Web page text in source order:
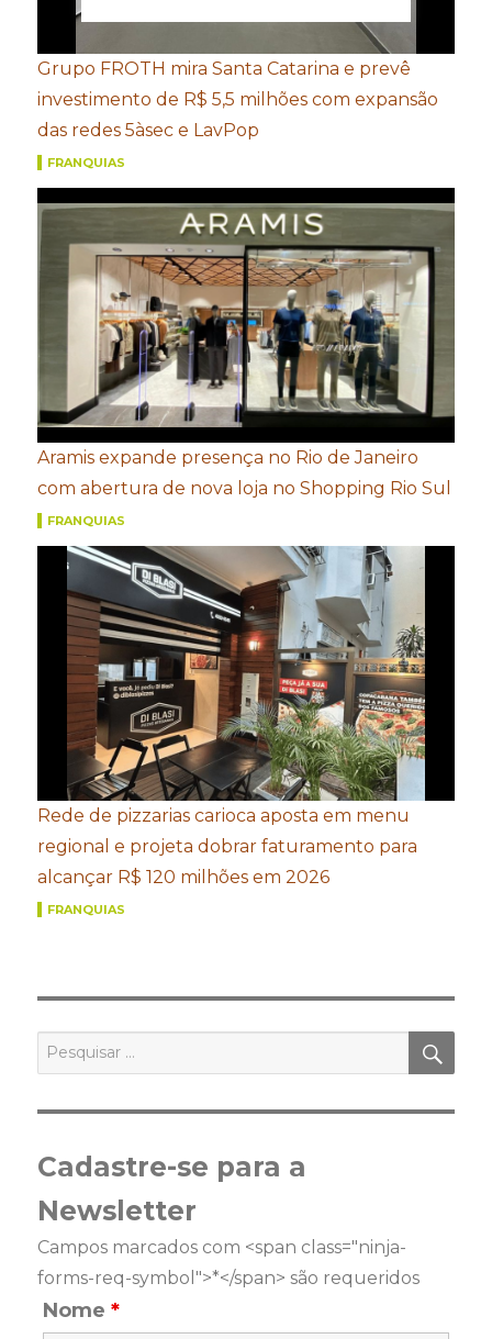
Grupo FROTH mira Santa Catarina e prevê
investimento de R$ 5,5 milhões com expansão
das redes 5àsec e LavPop
FRANQUIAS
Aramis expande presença no Rio de Janeiro
com abertura de nova loja no Shopping Rio Sul
FRANQUIAS
Rede de pizzarias carioca aposta em menu
regional e projeta dobrar faturamento para
alcançar R$ 120 milhões em 2026
FRANQUIAS
Pesquisar
por:
Cadastre-se para a
Newsletter
Campos marcados com <span class="ninja-
forms-req-symbol">*</span> são requeridos
Nome*